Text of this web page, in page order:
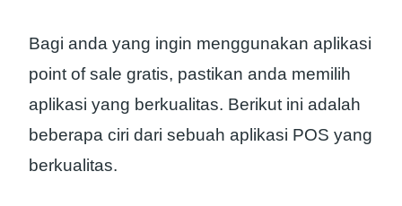
Bagi anda yang ingin menggunakan aplikasi
point of sale gratis, pastikan anda memilih
aplikasi yang berkualitas. Berikut ini adalah
beberapa ciri dari sebuah aplikasi POS yang
berkualitas.